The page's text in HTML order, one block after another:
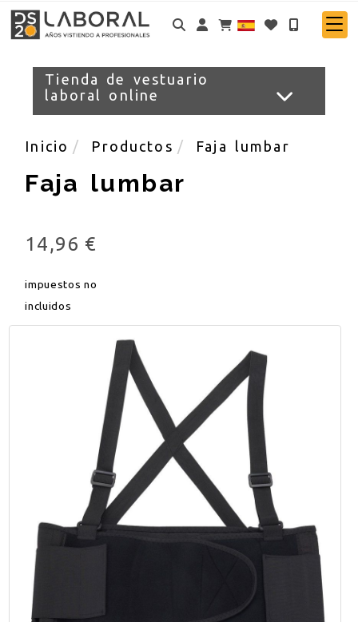
Identifícate
Tienda de vestuario
laboral online
Inicio Productos Faja lumbar
Faja lumbar
14,96 €
impuestos no
incluidos